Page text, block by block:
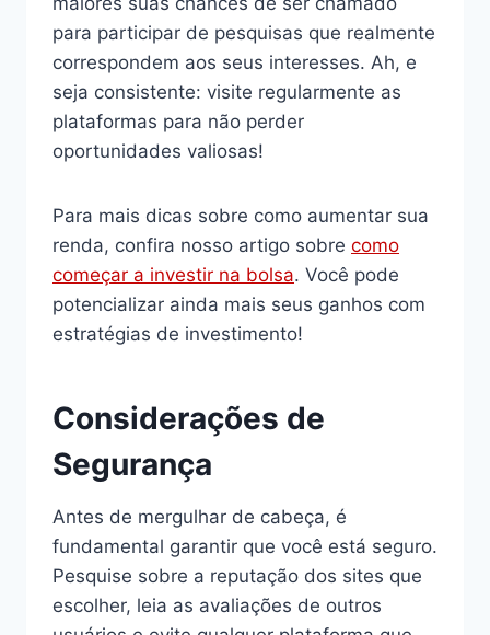
para participar de pesquisas que realmente
correspondem aos seus interesses. Ah, e
seja consistente: visite regularmente as
plataformas para não perder
oportunidades valiosas!
Para mais dicas sobre como aumentar sua
renda, confira nosso artigo sobre como
começar a investir na bolsa. Você pode
potencializar ainda mais seus ganhos com
estratégias de investimento!
Considerações de
Segurança
Antes de mergulhar de cabeça, é
fundamental garantir que você está seguro.
Pesquise sobre a reputação dos sites que
escolher, leia as avaliações de outros